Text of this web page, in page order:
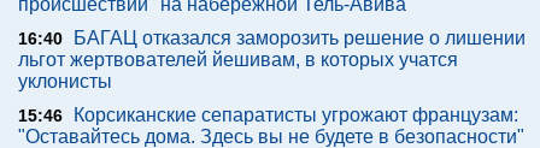
происшествии" на набережной Тель-Авива
16:40
БАГАЦ отказался заморозить решение о лишении
льгот жертвователей йешивам, в которых учатся
уклонисты
15:46
Корсиканские сепаратисты угрожают французам:
"Оставайтесь дома. Здесь вы не будете в безопасности"